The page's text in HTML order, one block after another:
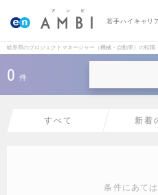
若手ハイキャリ
岐阜県のプロジェクトマネージャー（機械・自動車）の転職
0 件
すべて 新着
条件にあて